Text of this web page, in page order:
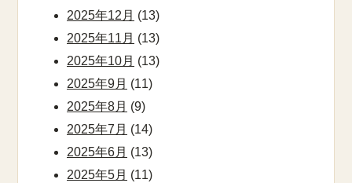
2025年12月 (13)
2025年11月 (13)
2025年10月 (13)
2025年9月 (11)
2025年8月 (9)
2025年7月 (14)
2025年6月 (13)
2025年5月 (11)